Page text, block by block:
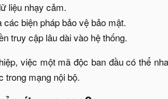
liệu nhạy cảm.​
các biện pháp bảo vệ bảo mật.​
truy cập lâu dài vào hệ thống.​
việc một mã độc ban đầu có thể
trong mạng nội bộ.​